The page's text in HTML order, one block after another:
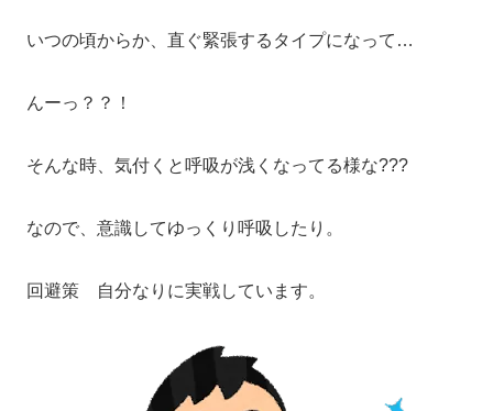
いつの頃からか、直ぐ緊張するタイプになって…
んーっ？？！
そんな時、気付くと呼吸が浅くなってる様な???
なので、意識してゆっくり呼吸したり。
回避策 自分なりに実戦しています。